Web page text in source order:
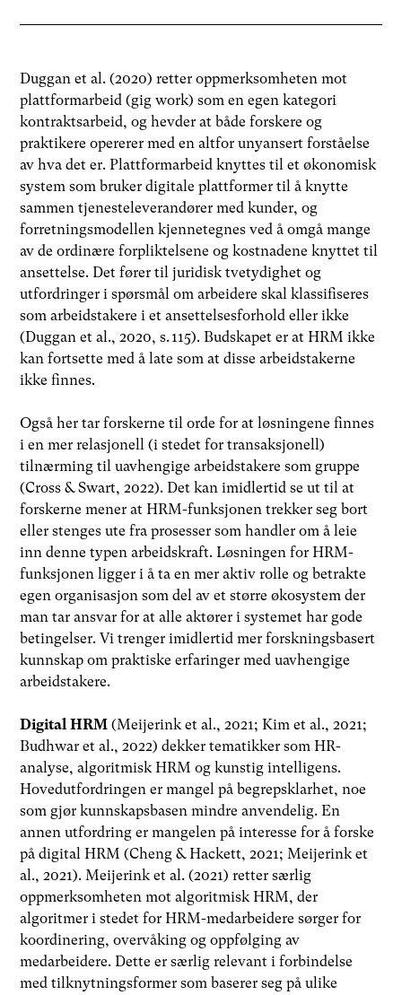
Duggan et al. (2020) retter oppmerksomheten mot
plattformarbeid (gig work) som en egen kategori
kontraktsarbeid, og hevder at både forskere og
praktikere opererer med en altfor unyansert forståelse
av hva det er. Plattformarbeid knyttes til et økonomisk
system som bruker digitale plattformer til å knytte
sammen tjenesteleverandører med kunder, og
forretningsmodellen kjennetegnes ved å omgå mange
av de ordinære forpliktelsene og kostnadene knyttet til
ansettelse. Det fører til juridisk tvetydighet og
utfordringer i spørsmål om arbeidere skal klassifiseres
som arbeidstakere i et ansettelsesforhold eller ikke
(Duggan et al., 2020, s. 115). Budskapet er at HRM ikke
kan fortsette med å late som at disse arbeidstakerne
ikke finnes.
Også her tar forskerne til orde for at løsningene finnes
i en mer relasjonell (i stedet for transaksjonell)
tilnærming til uavhengige arbeidstakere som gruppe
(Cross & Swart, 2022). Det kan imidlertid se ut til at
forskerne mener at HRM-funksjonen trekker seg bort
eller stenges ute fra prosesser som handler om å leie
inn denne typen arbeidskraft. Løsningen for HRM-
funksjonen ligger i å ta en mer aktiv rolle og betrakte
egen organisasjon som del av et større økosystem der
man tar ansvar for at alle aktører i systemet har gode
betingelser. Vi trenger imidlertid mer forskningsbasert
kunnskap om praktiske erfaringer med uavhengige
arbeidstakere.
Digital HRM (Meijerink et al., 2021; Kim et al., 2021;
Budhwar et al., 2022) dekker tematikker som HR-
analyse, algoritmisk HRM og kunstig intelligens.
Hovedutfordringen er mangel på begrepsklarhet, noe
som gjør kunnskapsbasen mindre anvendelig. En
annen utfordring er mangelen på interesse for å forske
på digital HRM (Cheng & Hackett, 2021; Meijerink et
al., 2021). Meijerink et al. (2021) retter særlig
oppmerksomheten mot algoritmisk HRM, der
algoritmer i stedet for HRM-medarbeidere sørger for
koordinering, overvåking og oppfølging av
medarbeidere. Dette er særlig relevant i forbindelse
med tilknytningsformer som baserer seg på ulike